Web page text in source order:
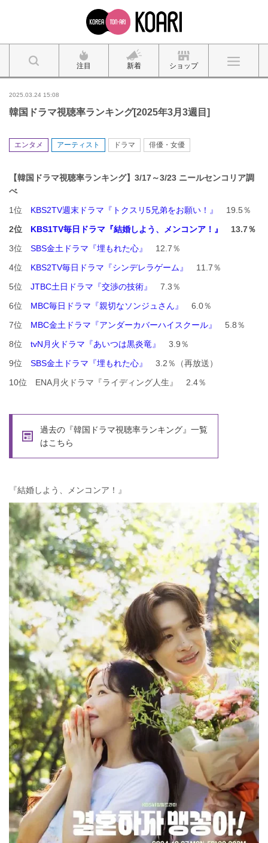
注目 新着 ショップ
2025.03.24 15:08
韓国ドラマ視聴率ランキング[2025年3月3週目]
エンタメ アーティスト ドラマ 俳優・女優
【韓国ドラマ視聴率ランキング】3/17～3/23 ニールセンコリア調
べ
1位 KBS2TV週末ドラマ『トクスリ5兄弟をお願い！』
19.5％
2位 KBS1TV毎日ドラマ『結婚しよう、メンコンア！』
13.7％
3位 SBS金土ドラマ『埋もれた心』
12.7％
4位 KBS2TV毎日ドラマ『シンデレラゲーム』
11.7％
5位 JTBC土日ドラマ『交渉の技術』
7.3％
6位 MBC毎日ドラマ『親切なソンジュさん』
6.0％
7位 MBC金土ドラマ『アンダーカバーハイスクール』
5.8％
8位 tvN月火ドラマ『あいつは黒炎竜』
3.9％
9位 SBS金土ドラマ『埋もれた心』
3.2％（再放送）
10位 ENA月火ドラマ『ライディング人生』 2.4％
過去の『韓国ドラマ視聴率ランキング』一覧
はこちら
『結婚しよう、メンコンア！』